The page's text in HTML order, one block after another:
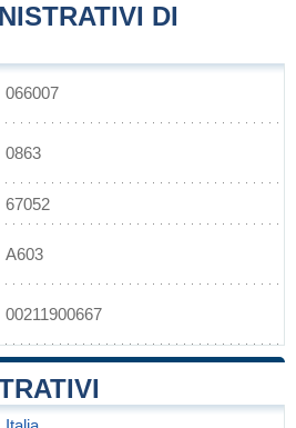
DI
066007
0863
67052
A603
00211900667